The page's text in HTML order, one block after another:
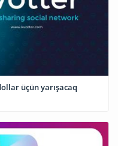
üçün yarışacaq